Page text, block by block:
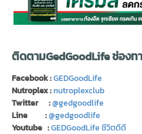
ติดตามGedGoodLife ช่องท
Facebook :GEDGoodLife
Nutroplex :nutroplexclub
Twitter :@gedgoodlife
Line :@gedgoodlife
Youtube :GEDGoodLife ชีวิตดีดี